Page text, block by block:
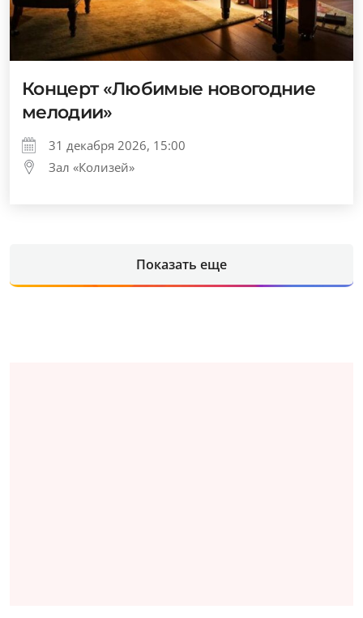
Концерт «Любимые новогодние
мелодии»
31 декабря 2026, 15:00
Зал «Колизей»
Показать еще